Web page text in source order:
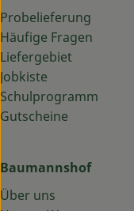
Probelieferung
Häufige Fragen
Liefergebiet
Jobkiste
Schulprogramm
Gutscheine
Baumannshof
Über uns